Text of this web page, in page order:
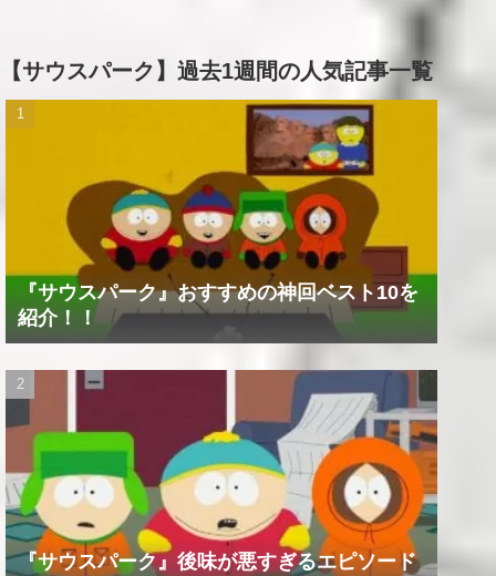
【サウスパーク】過去1週間の人気記事一覧
『サウスパーク』おすすめの神回ベスト10を
紹介！！
『サウスパーク』後味が悪すぎるエピソード